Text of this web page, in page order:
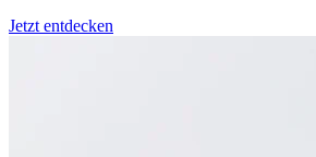
Jetzt entdecken